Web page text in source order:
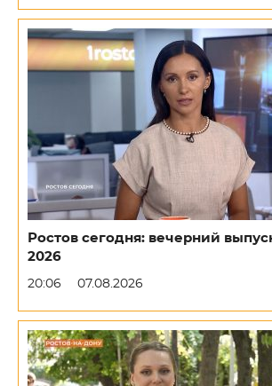
Ростов сегодня: вечерний
2026
20:06 07.08.2026